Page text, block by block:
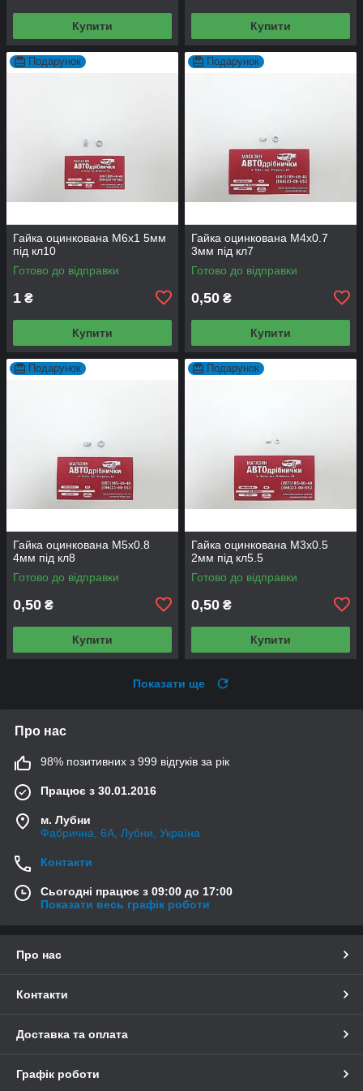
Купити Купити
Подарунок
Гайка оцинкована М6х1 5мм
під кл10
Готово до відправки
1 ₴
Купити
Подарунок
Гайка оцинкована М4х0.7
3мм під кл7
Готово до відправки
0,50 ₴
Купити
Подарунок
Гайка оцинкована М5х0.8
4мм під кл8
Готово до відправки
0,50 ₴
Купити
Подарунок
Гайка оцинкована М3х0.5
2мм під кл5.5
Готово до відправки
0,50 ₴
Купити
Показати ще
Про нас
98% позитивних з 999 відгуків за рік
Працює з 30.01.2016
м. Лубни
Фабрична, 6А, Лубни, Україна
Контакти
Сьогодні працює з 09:00 до 17:00
Показати весь графік роботи
Про нас
Контакти
Доставка та оплата
Графік роботи